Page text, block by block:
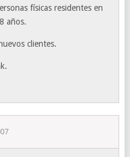
físicas residentes en
años.
clientes.